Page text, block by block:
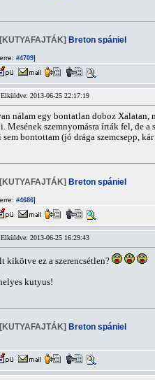
[KUTYAFAJTÁK] Breton spániel
#4709]
Elküldve: 2013-06-25 22:17:19
nálam egy bontatlan doboz Xalatan,
Mesének szemnyomásra írták fel, de
sem bontottam (jó drága szemcsepp,
[KUTYAFAJTÁK] Breton spániel
#4686]
Elküldve: 2013-06-25 16:29:43
kikötve ez a szerencsétlen?
kutyus!
[KUTYAFAJTÁK] Breton spániel